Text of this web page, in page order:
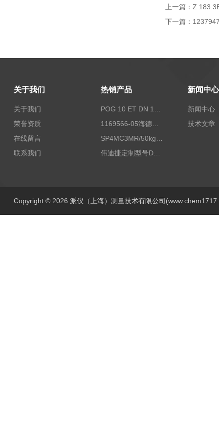
上一篇： Z
下一篇：
关于我们
关于我们
荣誉资质
在线留言
联系我们
热销产品
1169566-05海德汉西门子编码器现货
伟迪捷定制型号DHM506-5000-002
新闻中心
新闻中心
技术文章
Copyright © 2026 派仪（上海）测量技术有限公司